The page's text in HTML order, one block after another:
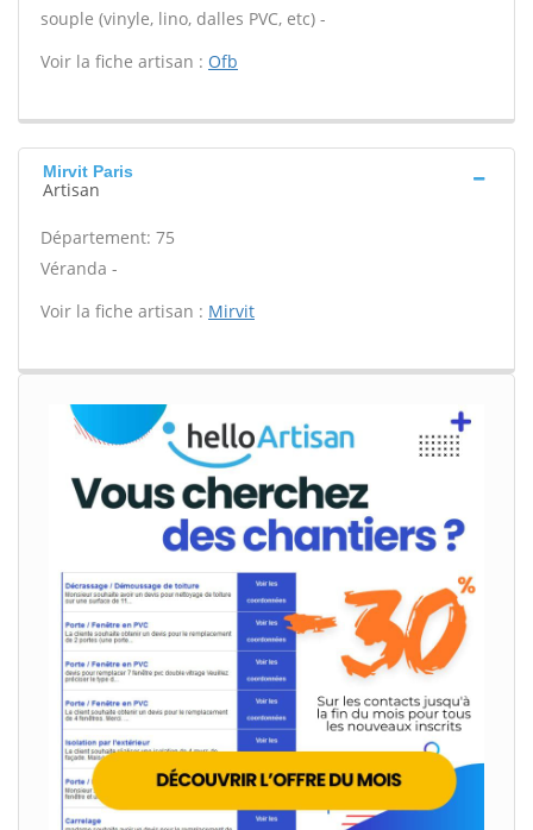
souple (vinyle, lino, dalles PVC, etc) -
Voir la fiche artisan : Ofb
Mirvit Paris
Artisan
Département: 75
Véranda -
Voir la fiche artisan : Mirvit